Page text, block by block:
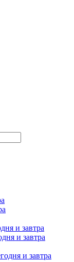
и завтра
и завтра
и завтра